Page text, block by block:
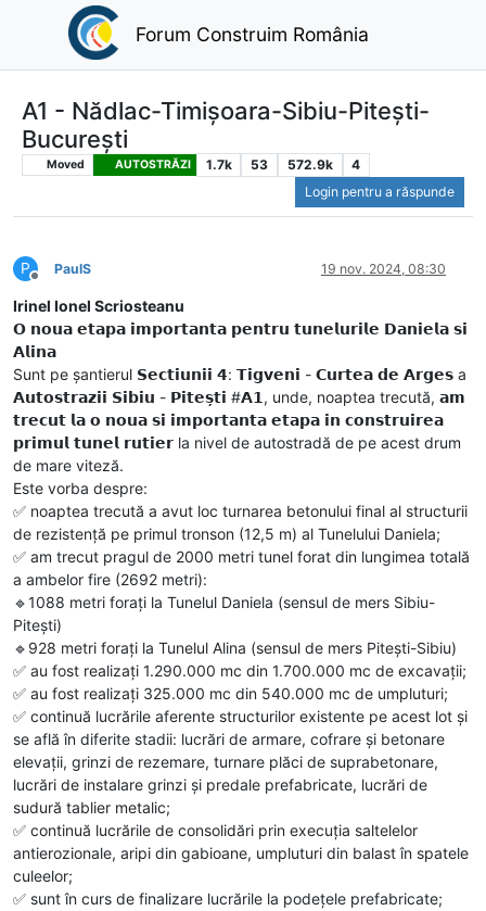
Forum Construim România
A1 - Nădlac-Timișoara-Sibiu-Pitești-
București
Moved AUTOSTRĂZI 1.7k 53 572.9k
4
Login pentru a răspunde
P
Deconectat
PaulS 19 nov. 2024, 08:30
Irinel Ionel Scriosteanu
𝗢 𝗻𝗼𝘂𝗮 𝗲𝘁𝗮𝗽𝗮 𝗶𝗺𝗽𝗼𝗿𝘁𝗮𝗻𝘁𝗮 𝗽𝗲𝗻𝘁𝗿𝘂 𝘁𝘂𝗻𝗲𝗹𝘂𝗿𝗶𝗹𝗲 𝗗𝗮𝗻𝗶𝗲𝗹𝗮 𝘀𝗶
𝗔𝗹𝗶𝗻𝗮
Sunt pe șantierul 𝗦𝗲𝗰𝘁𝗶𝘂𝗻𝗶𝗶 𝟰: 𝗧𝗶𝗴𝘃𝗲𝗻𝗶 - 𝗖𝘂𝗿𝘁𝗲𝗮 𝗱𝗲 𝗔𝗿𝗴𝗲𝘀 a
𝗔𝘂𝘁𝗼𝘀𝘁𝗿𝗮𝘇𝗶𝗶 𝗦𝗶𝗯𝗶𝘂 - 𝗣𝗶𝘁𝗲𝘀̦𝘁𝗶 #𝗔𝟭, unde, noaptea trecută, 𝗮𝗺
𝘁𝗿𝗲𝗰𝘂𝘁 𝗹𝗮 𝗼 𝗻𝗼𝘂𝗮 𝘀𝗶 𝗶𝗺𝗽𝗼𝗿𝘁𝗮𝗻𝘁𝗮 𝗲𝘁𝗮𝗽𝗮 𝗶𝗻 𝗰𝗼𝗻𝘀𝘁𝗿𝘂𝗶𝗿𝗲𝗮
𝗽𝗿𝗶𝗺𝘂𝗹 𝘁𝘂𝗻𝗲𝗹 𝗿𝘂𝘁𝗶𝗲𝗿 la nivel de autostradă de pe acest drum
de mare viteză.
Este vorba despre:
✅️ noaptea trecută a avut loc turnarea betonului final al structurii
de rezistență pe primul tronson (12,5 m) al Tunelului Daniela;
✅️ am trecut pragul de 2000 metri tunel forat din lungimea totală
a ambelor fire (2692 metri):
🔹️1088 metri forați la Tunelul Daniela (sensul de mers Sibiu-
Pitești)
🔹️928 metri forați la Tunelul Alina (sensul de mers Pitești-Sibiu)
✅️ au fost realizați 1.290.000 mc din 1.700.000 mc de excavații;
✅️ au fost realizați 325.000 mc din 540.000 mc de umpluturi;
✅️ continuă lucrările aferente structurilor existente pe acest lot și
se află în diferite stadii: lucrări de armare, cofrare și betonare
elevații, grinzi de rezemare, turnare plăci de suprabetonare,
lucrări de instalare grinzi și predale prefabricate, lucrări de
sudură tablier metalic;
✅️ continuă lucrările de consolidări prin execuția saltelelor
antierozionale, aripi din gabioane, umpluturi din balast în spatele
culeelor;
✅️ sunt în curs de finalizare lucrările la podețele prefabricate;